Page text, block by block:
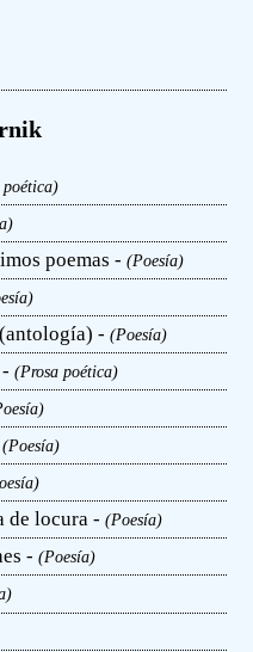
poética)
poemas -(Poesía)
(antología) -(Poesía)
-(Prosa poética)
(Poesía)
de locura -(Poesía)
-(Poesía)